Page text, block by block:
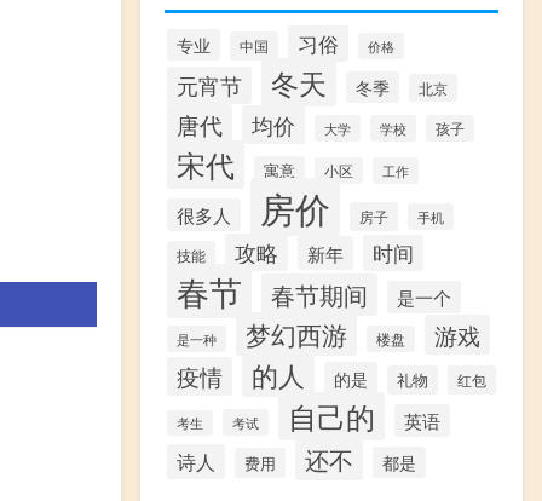
专业 中国 习俗 价格
元宵节 冬天 冬季 北京
唐代 均价 大学 学校 孩子
宋代 寓意 小区 工作
很多人 房价 房子 手机
技能 攻略 新年 时间
春节 春节期间 是一个
是一种 梦幻西游 楼盘 游戏
疫情 的人 的是 礼物 红包
考生 考试 自己的 英语
诗人 费用 还不 都是